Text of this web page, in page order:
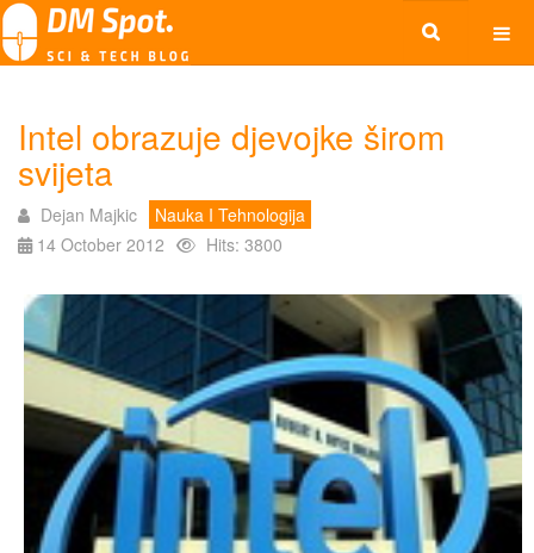
Intel obrazuje djevojke širom
svijeta
Dejan Majkic
Nauka I Tehnologija
14 October 2012
Hits: 3800